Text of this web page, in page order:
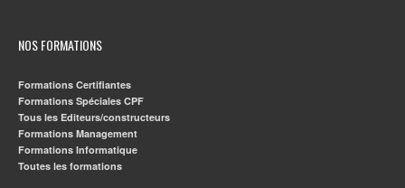
NOS FORMATIONS
Formations Certifiantes
Formations Spéciales CPF
Tous les Editeurs/constructeurs
Formations Management
Formations Informatique
Toutes les formations